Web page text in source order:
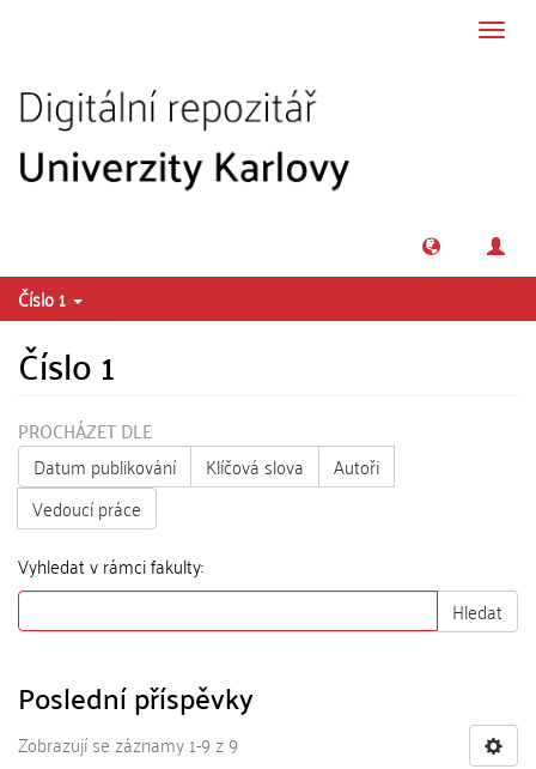
Číslo 1
Číslo 1
PROCHÁZET DLE
Datum publikování
Klíčová slova
Autoři
Vedoucí práce
Vyhledat v rámci fakulty:
Hledat
Poslední příspěvky
Zobrazují se záznamy 1-9 z 9